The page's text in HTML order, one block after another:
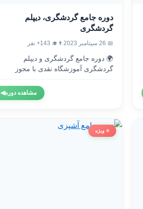
دوره جامع گردشگری، دیپلم
گردشگری
📅 26 سپتامبر 2023 👨‍🎓 143+ نفر
🌍 دوره جامع گردشگری و دیپلم
گردشگری آموزشگاه نقدی با مجوز
مشاهده دوره◀
⭐ ویژه